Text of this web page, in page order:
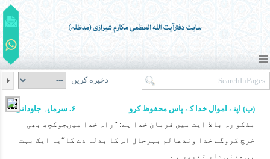
ذخیره کریں
(ب) اپنے اموال خدا کے پاس محفوظ کرو
۶. سرمایہ جاودانی
مذکو رہ بالا آیت میں فرمان خدا ہے: ”راہ خدا میںجوکچھ بھی
خرچ کروگے خدا وندعالم بہرحال اس کا بدلہ دے گا“یہ ایک بہت
ہی معنی دار تعبیر ہے: